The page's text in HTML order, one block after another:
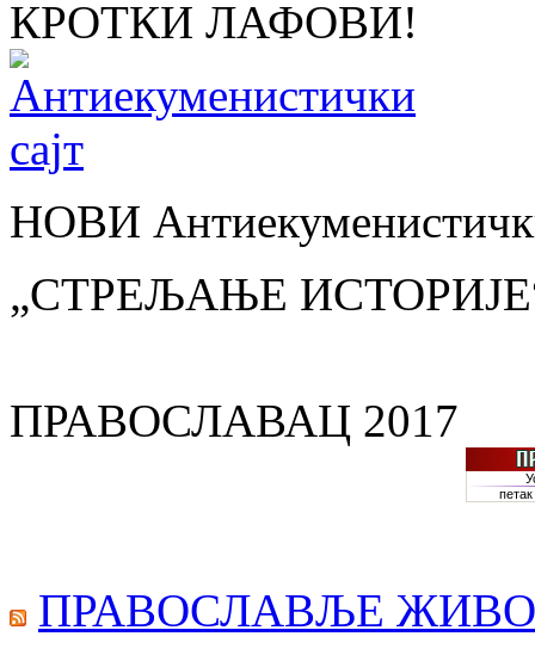
КРОТКИ ЛАФОВИ!
НОВИ
„СТРЕЉАЊЕ
ПРАВОСЛАВАЦ 2017
ПРАВОСЛАВЉЕ